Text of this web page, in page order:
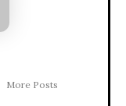
More Posts